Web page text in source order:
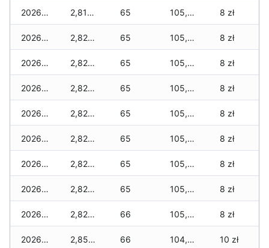
2026-01-19 2,810 zł 65 105,600 zł 8 zł
2026-01-18 2,825 zł 65 105,570 zł 8 zł
2026-01-17 2,825 zł 65 105,570 zł 8 zł
2026-01-16 2,825 zł 65 105,540 zł 8 zł
2026-01-15 2,825 zł 65 105,540 zł 8 zł
2026-01-14 2,825 zł 65 105,495 zł 8 zł
2026-01-13 2,825 zł 65 105,495 zł 8 zł
2026-01-12 2,825 zł 65 105,335 zł 8 zł
2026-01-11 2,825 zł 66 105,030 zł 8 zł
2026-01-09 2,855 zł 66 104,920 zł 10 zł